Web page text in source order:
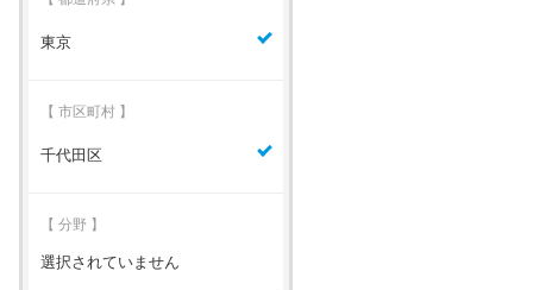
東京
【 市区町村 】
千代田区
【 分野 】
選択されていません